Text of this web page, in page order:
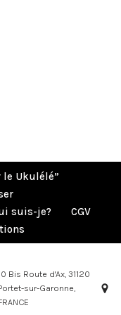
le Ukulélé”
suis-je?
CGV
Bis Route d'Ax, 31120
sur-Garonne,